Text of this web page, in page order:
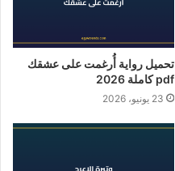
تحميل رواية أُرغمت على عشقك
pdf كاملة 2026
23 يونيو، 2026